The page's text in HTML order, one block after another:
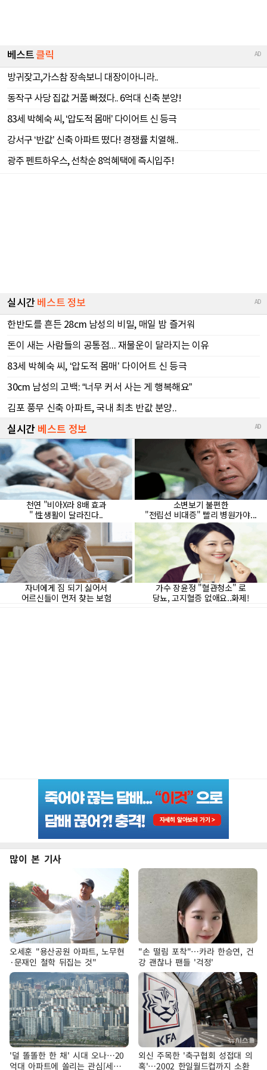
많이 본 기사
오세훈 "용산공원 아파트, 노무현
·문재인 철학 뒤집는 것"
"손 떨림 포착"…카라 한승연, 건
강 괜찮나 팬들 '걱정'
'덜 똘똘한 한 채' 시대 오나…20
억대 아파트에 쏠리는 관심[세제
외신 주목한 '축구협회 성접대 의
혹'…2002 한일월드컵까지 소환